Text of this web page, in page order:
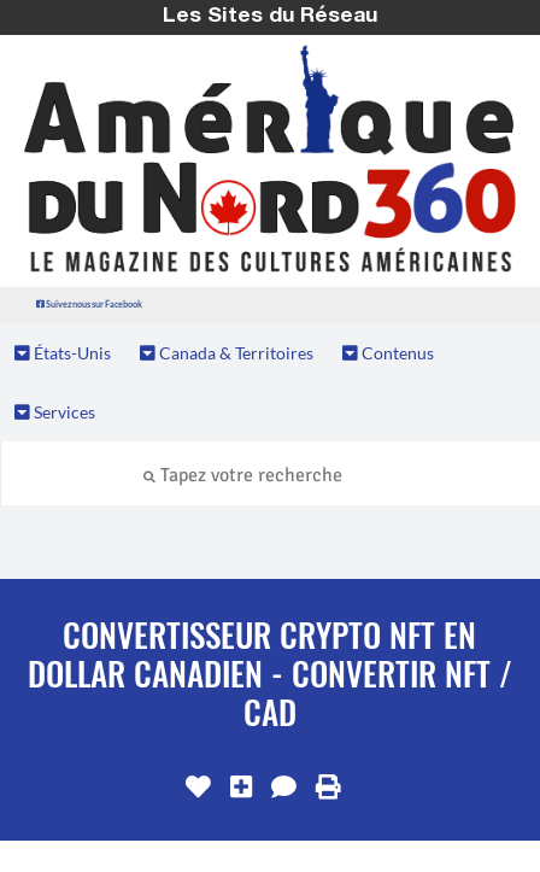
Les Sites du Réseau
Suivez nous sur Facebook
États-Unis Canada & Territoires Contenus
Services
CONVERTISSEUR CRYPTO NFT EN
DOLLAR CANADIEN - CONVERTIR NFT /
CAD